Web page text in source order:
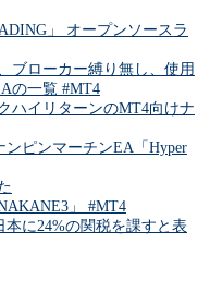
」 オープンソースラ
ブローカー縛り無し、使用
の一覧 #MT4
ハイリターンのMT4向けナ
ピンマーチンEA「Hyper
」 #MT4
本に24%の関税を課すと表